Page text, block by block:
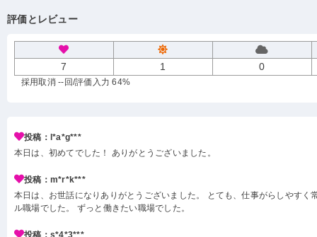
評価とレビュー
7 1 0
採用取消 --回/評価入力 64%
投稿：l*a*g***
本日は、初めてでした！ ありがとうございました。
投稿：m*r*k***
本日は、お世話になりありがとうございました。 とても、仕事がらしやすく
ル職場でした。 ずっと働きたい職場でした。
投稿：s*4*3***